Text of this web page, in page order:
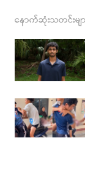
c
e
b
o
o
k
s
t
a
g
r
a
m
s
နောက်ဆုံးသတင်းမျ